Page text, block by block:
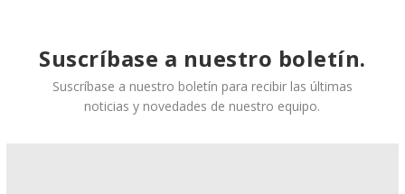
Suscríbase a nuestro boletín.
Suscríbase a nuestro boletín para recibir las últimas
noticias y novedades de nuestro equipo.